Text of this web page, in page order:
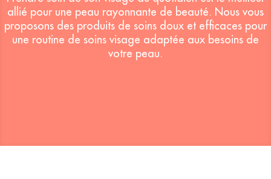
allié pour une peau rayonnante de beauté. Nous vous
proposons des produits de soins doux et efficaces pour
une routine de soins visage adaptée aux besoins de
votre peau.